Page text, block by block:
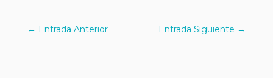
← Entrada Anterior Entrada Siguiente →